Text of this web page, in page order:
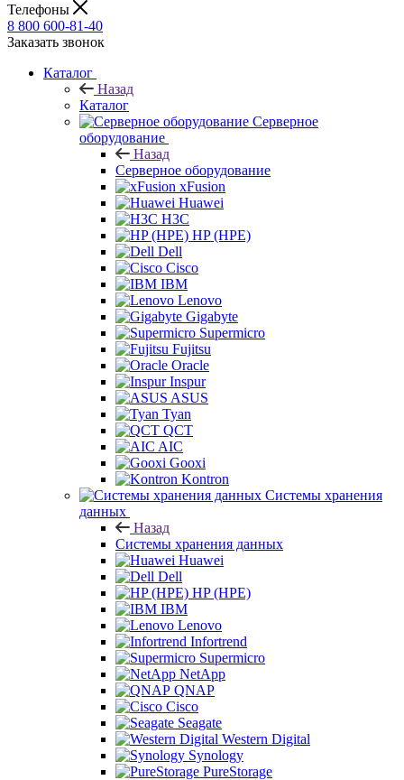
Телефоны
8 800 600-81-40
Заказать звонок
Каталог
Назад
Каталог
Серверное
оборудование
Назад
Серверное оборудование
xFusion
Huawei
H3C
HP (HPE)
Dell
Cisco
IBM
Lenovo
Gigabyte
Supermicro
Fujitsu
Oracle
Inspur
ASUS
Tyan
QCT
AIC
Gooxi
Kontron
Системы хранения
данных
Назад
Системы хранения данных
Huawei
Dell
HP (HPE)
IBM
Lenovo
Infortrend
Supermicro
NetApp
QNAP
Cisco
Seagate
Western Digital
Synology
PureStorage